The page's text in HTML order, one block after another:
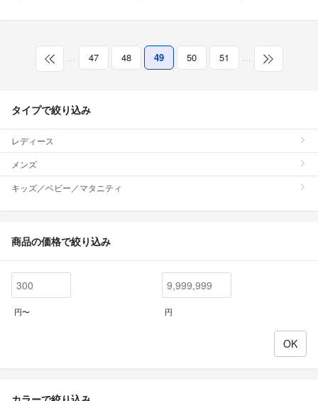
… 47 48 49 50 51 …
タイプで絞り込み
レディース
メンズ
キッズ／ベビー／マタニティ
商品の価格で絞り込み
円〜 円